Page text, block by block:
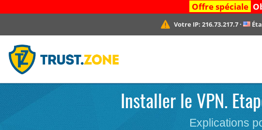
Offre spéciale
Votre IP: 216.73.217.7·
Installer le VPN.
Explications